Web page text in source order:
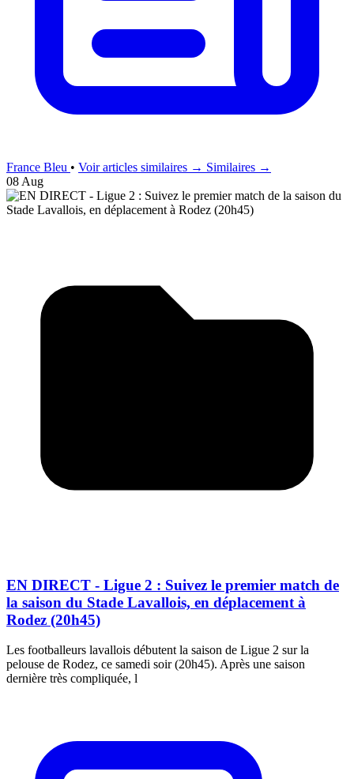
France Bleu • Voir articles similaires → Similaires →
08 Aug
EN DIRECT - Ligue 2 : Suivez le premier match de
la saison du Stade Lavallois, en déplacement à
Rodez (20h45)
Les footballeurs lavallois débutent la saison de Ligue 2 sur la
pelouse de Rodez, ce samedi soir (20h45). Après une saison
dernière très compliquée, l